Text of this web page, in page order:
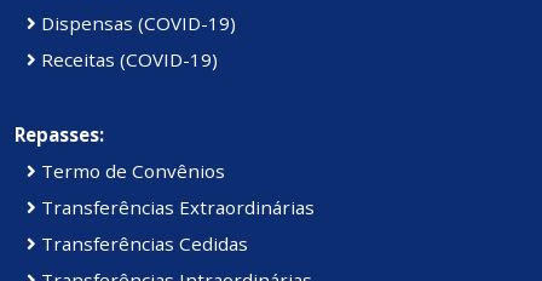
Dispensas (COVID-19)
Receitas (COVID-19)
Repasses:
Termo de Convênios
Transferências Extraordinárias
Transferências Cedidas